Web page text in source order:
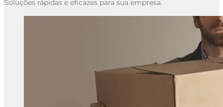
Soluções rápidas e eficazes para sua empresa.